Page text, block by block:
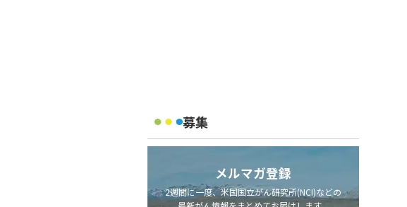
募集
メルマガ登録
2週間に一度、米国国立がん研究所(NCI)などの